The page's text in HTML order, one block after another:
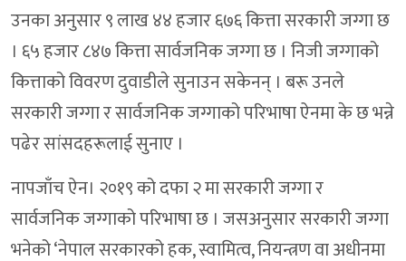
उनका अनुसार ९ लाख ४४ हजार ६७६ कित्ता सरकारी जग्गा छ
। ६५ हजार ८४७ कित्ता सार्वजनिक जग्गा छ । निजी जग्गाको
कित्ताको विवरण दुवाडीले सुनाउन सकेनन् । बरू उनले
सरकारी जग्गा र सार्वजनिक जग्गाको परिभाषा ऐनमा के छ भन्ने
पढेर सांसदहरूलाई सुनाए ।
नापजाँच ऐन। २०१९ को दफा २ मा सरकारी जग्गा र
सार्वजनिक जग्गाको परिभाषा छ । जसअनुसार सरकारी जग्गा
भनेको ‘नेपाल सरकारको हक, स्वामित्व, नियन्त्रण वा अधीनमा